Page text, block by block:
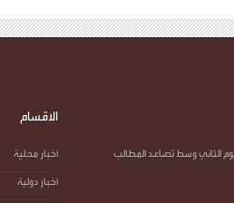
الثاني وسط تصاعد المطالب
الاقسام
أخبار محلية
أخبار دولية